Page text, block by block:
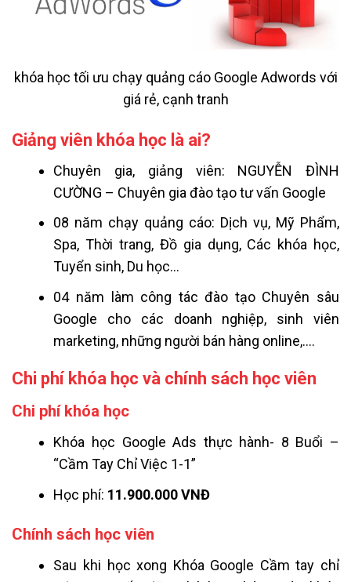
khóa học tối ưu chạy quảng cáo Google Adwords với
giá rẻ, cạnh tranh
Giảng viên khóa học là ai?
Chuyên gia, giảng viên: NGUYỄN ĐÌNH
CƯỜNG – Chuyên gia đào tạo tư vấn Google
08 năm chạy quảng cáo: Dịch vụ, Mỹ Phẩm,
Spa, Thời trang, Đồ gia dụng, Các khóa học,
Tuyển sinh, Du học…
04 năm làm công tác đào tạo Chuyên sâu
Google cho các doanh nghiệp, sinh viên
marketing, những người bán hàng online,….
Chi phí khóa học và chính sách học viên
Chi phí khóa học
Khóa học Google Ads thực hành- 8 Buổi –
“Cầm Tay Chỉ Việc 1-1”
Học phí: 11.900.000 VNĐ
Chính sách học viên
Sau khi học xong Khóa Google Cầm tay chỉ